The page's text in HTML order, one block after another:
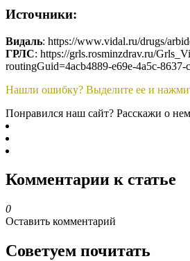
Источники:
Видаль: https://www.vidal.ru/drugs/
ГРЛС: https://grls.rosminzdrav.ru/
routingGuid=4acb4889-e69e-4a5c-8637-
Нашли ошибку? Выделите ее и
Понравился наш сайт? Расскажи о
Комментарии к статье
0
Оставить комментарий
Советуем почитать